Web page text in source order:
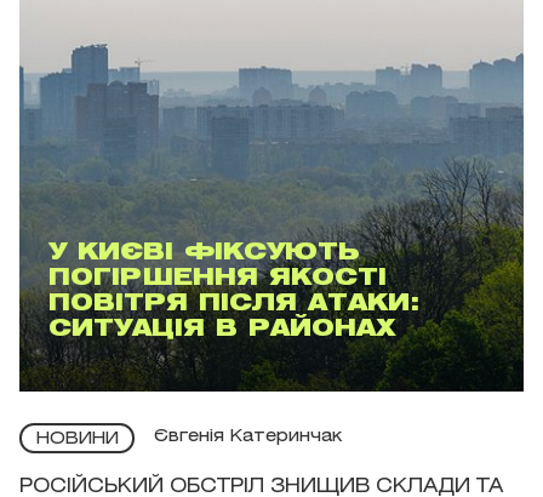
У КИЄВІ ФІКСУЮТЬ
ПОГІРШЕННЯ ЯКОСТІ
ПОВІТРЯ ПІСЛЯ АТАКИ:
СИТУАЦІЯ В РАЙОНАХ
НОВИНИ Євгенія Катеринчак
РОСІЙСЬКИЙ ОБСТРІЛ ЗНИЩИВ СКЛАДИ ТА